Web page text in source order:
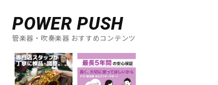
POWER PUSH
管楽器・吹奏楽器 おすすめコンテンツ